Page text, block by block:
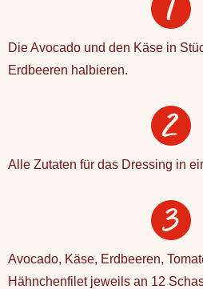
Die Avocado und den Käse in
Erdbeeren halbieren.
Alle Zutaten für das Dressing in
Avocado, Käse, Erdbeeren,
Hähnchenfilet jeweils an 12